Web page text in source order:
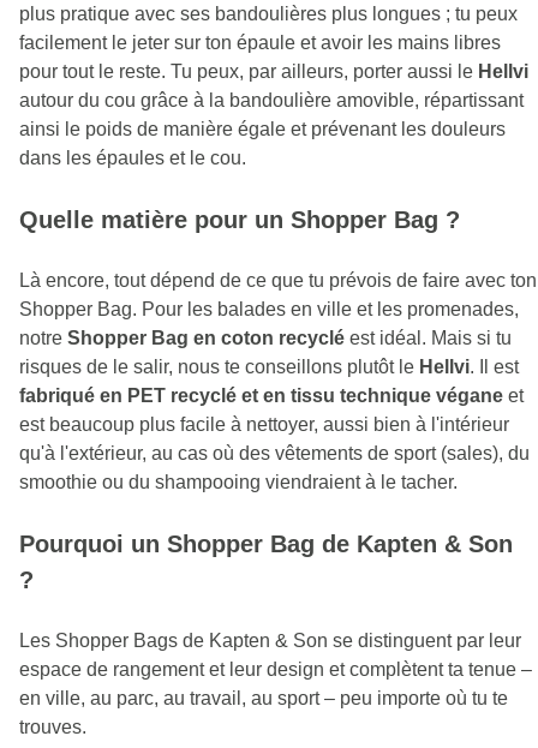
plus pratique avec ses bandoulières plus longues ; tu peux
facilement le jeter sur ton épaule et avoir les mains libres
pour tout le reste. Tu peux, par ailleurs, porter aussi le Hellvi
autour du cou grâce à la bandoulière amovible, répartissant
ainsi le poids de manière égale et prévenant les douleurs
dans les épaules et le cou.
Quelle matière pour un Shopper Bag ?
Là encore, tout dépend de ce que tu prévois de faire avec ton
Shopper Bag. Pour les balades en ville et les promenades,
notre Shopper Bag en coton recyclé est idéal. Mais si tu
risques de le salir, nous te conseillons plutôt le Hellvi. Il est
fabriqué en PET recyclé et en tissu technique végane et
est beaucoup plus facile à nettoyer, aussi bien à l'intérieur
qu'à l'extérieur, au cas où des vêtements de sport (sales), du
smoothie ou du shampooing viendraient à le tacher.
Pourquoi un Shopper Bag de Kapten & Son
?
Les Shopper Bags de Kapten & Son se distinguent par leur
espace de rangement et leur design et complètent ta tenue –
en ville, au parc, au travail, au sport – peu importe où tu te
trouves.